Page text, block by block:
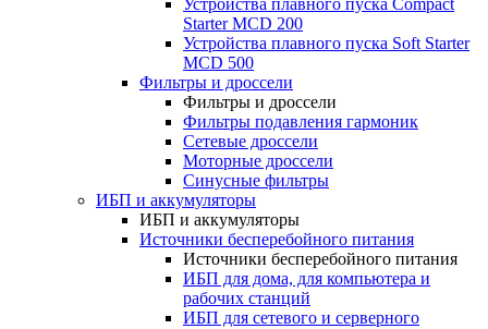
Устройства плавного пуска Compact
Starter MCD 200
Устройства плавного пуска Soft Starter
MCD 500
Фильтры и дроссели
Фильтры и дроссели
Фильтры подавления гармоник
Сетевые дроссели
Моторные дроссели
Синусные фильтры
ИБП и аккумуляторы
ИБП и аккумуляторы
Источники бесперебойного питания
Источники бесперебойного питания
ИБП для дома, для компьютера и
рабочих станций
ИБП для сетевого и серверного